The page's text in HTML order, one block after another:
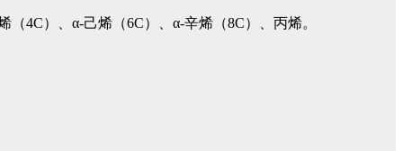
4C）、α-己烯（6C）、α-辛烯（8C）、丙烯。